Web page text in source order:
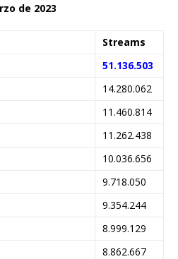
de 2023
Streams
51.136.503
14.280.062
11.460.814
11.262.438
10.036.656
9.718.050
9.354.244
8.999.129
8.862.667